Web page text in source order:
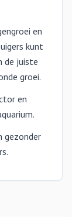
en
kunt
de juiste
groei.
en
gezonder